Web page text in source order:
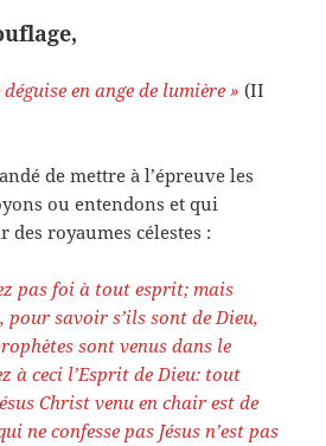
en ange de lumière »(II
de mettre à l’épreuve les
ou entendons et qui
royaumes célestes :
pas foi à tout esprit; mais
pour savoir s’ils sont de Dieu,
sont venus dans le
à ceci l’Esprit de Dieu: tout
Christ venu en chair est de
ne confesse pas Jésus n’est pas